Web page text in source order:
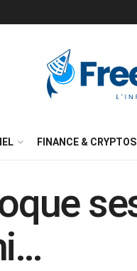
FINANCE & CRYPTOS